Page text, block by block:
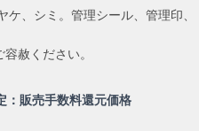
ケ、シミ。管理シール、管理印、
赦ください。
：販売手数料還元価格